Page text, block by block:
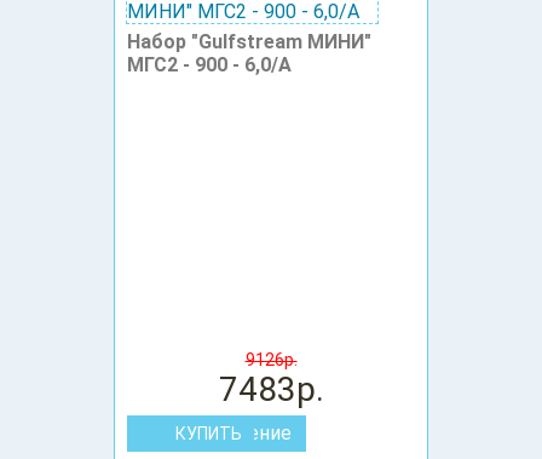
Набор "Gulfstream МИНИ"
МГС2 - 900 - 6,0/А
9126р.
7483р.
В сравнение